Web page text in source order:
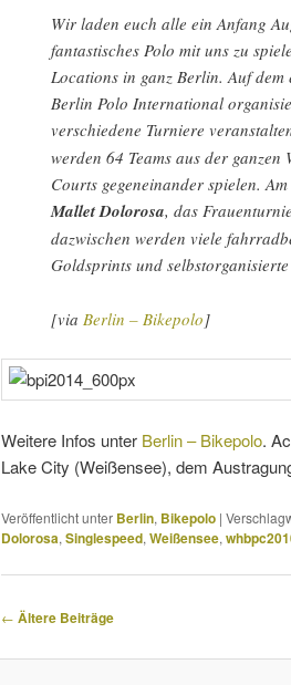
Wir laden euch alle ein Anfang
fantastisches Polo mit uns zu
Locations in ganz Berlin. Auf
Berlin Polo International
verschiedene Turniere
werden 64 Teams aus der
Courts gegeneinander spielen.
Mallet Dolorosa, das
dazwischen werden viele
Goldsprints und
[via Berlin – Bikepolo]
Weitere Infos unter Berlin – Bikepolo.
Lake City (Weißensee), dem
Veröffentlicht unter Berlin, Bikepolo |
Dolorosa, Singlespeed, Weißensee,
Beitragsnavigation
← Ältere Beiträge